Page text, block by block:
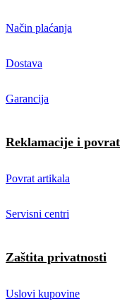
Način plaćanja
Dostava
Garancija
Reklamacije i povrat
Povrat artikala
Servisni centri
Zaštita privatnosti
Uslovi kupovine